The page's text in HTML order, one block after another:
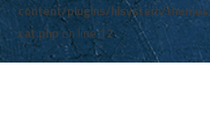
content/plugins/hlsystem/
cat.phpon line12